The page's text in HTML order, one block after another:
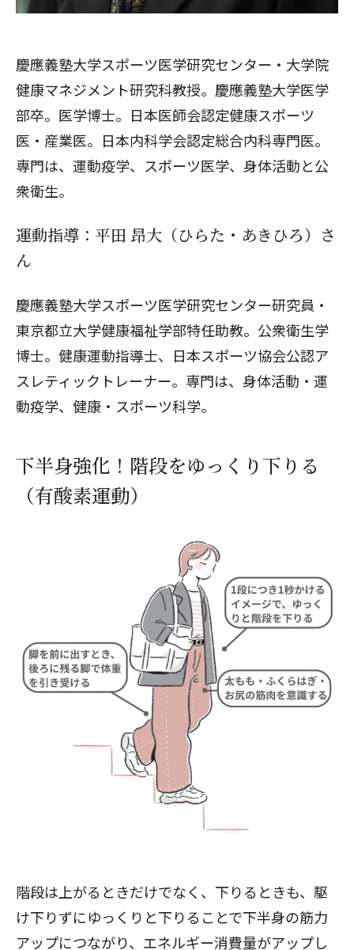
慶應義塾大学スポーツ医学研究センター・大学院
健康マネジメント研究科教授。慶應義塾大学医学
部卒。医学博士。日本医師会認定健康スポーツ
医・産業医。日本内科学会認定総合内科専門医。
専門は、運動疫学、スポーツ医学、身体活動と公
衆衛生。
運動指導：平田 昂大（ひらた・あきひろ）さ
ん
慶應義塾大学スポーツ医学研究センター研究員・
東京都立大学健康福祉学部特任助教。公衆衛生学
博士。健康運動指導士、日本スポーツ協会公認ア
スレティックトレーナー。専門は、身体活動・運
動疫学、健康・スポーツ科学。
下半身強化！階段をゆっくり下りる
（有酸素運動）
階段は上がるときだけでなく、下りるときも、駆
け下りずにゆっくりと下りることで下半身の筋力
アップにつながり、エネルギー消費量がアップし